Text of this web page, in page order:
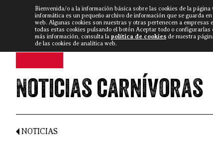
DISCARLUX▼ NOTICIAS VÍDEOS
Noticias carnívoras
NOTICIAS
Bienvenida/o a la información básica sobre las cookies de la
informática es un pequeño archivo de información que se guarda
web. Algunas cookies son nuestras y otras pertenecen a
todas estas cookies pulsando el botón Aceptar todo o
más información, consulta la política de cookies de nuestra
de las cookies de analítica web.